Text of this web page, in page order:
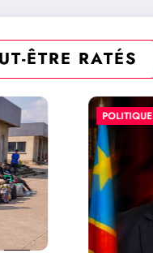
ÊTRE RATÉS
POLITIQUE